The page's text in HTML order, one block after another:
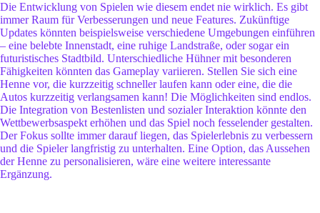
Die Entwicklung von Spielen wie diesem endet nie wirklich. Es gibt
immer Raum für Verbesserungen und neue Features. Zukünftige
Updates könnten beispielsweise verschiedene Umgebungen einführen
– eine belebte Innenstadt, eine ruhige Landstraße, oder sogar ein
futuristisches Stadtbild. Unterschiedliche Hühner mit besonderen
Fähigkeiten könnten das Gameplay variieren. Stellen Sie sich eine
Henne vor, die kurzzeitig schneller laufen kann oder eine, die die
Autos kurzzeitig verlangsamen kann! Die Möglichkeiten sind endlos.
Die Integration von Bestenlisten und sozialer Interaktion könnte den
Wettbewerbsaspekt erhöhen und das Spiel noch fesselender gestalten.
Der Fokus sollte immer darauf liegen, das Spielerlebnis zu verbessern
und die Spieler langfristig zu unterhalten. Eine Option, das Aussehen
der Henne zu personalisieren, wäre eine weitere interessante
Ergänzung.